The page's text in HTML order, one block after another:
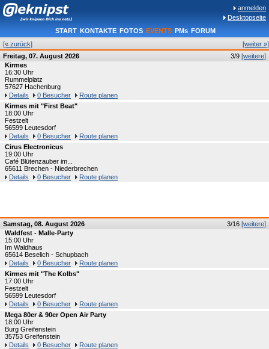
anmelden
Desktopseite
START KONTAKTE FOTOS EVENTS PMs FORUM
[« zurück]
[weiter »]
3/9 [weitere]
Freitag, 07. August 2026
Kirmes
16:30 Uhr
Rummelplatz
57627 Hachenburg
Details
0 Besucher
Route planen
Kirmes mit "First Beat"
18:00 Uhr
Festzelt
56599 Leutesdorf
Details
0 Besucher
Route planen
Cirus Electronicus
19:00 Uhr
Café Blütenzauber im...
65611 Brechen - Niederbrechen
Details
0 Besucher Route planen
3/16 [weitere]
Samstag, 08. August 2026
Waldfest - Malle-Party
15:00 Uhr
Im Waldhaus
65614 Beselich - Schupbach
Details
0 Besucher
Route planen
Kirmes mit "The Kolbs"
17:00 Uhr
Festzelt
56599 Leutesdorf
Details
0 Besucher
Route planen
Mega 80er & 90er Open Air Party
18:00 Uhr
Burg Greifenstein
35753 Greifenstein
Details
0 Besucher
Route planen